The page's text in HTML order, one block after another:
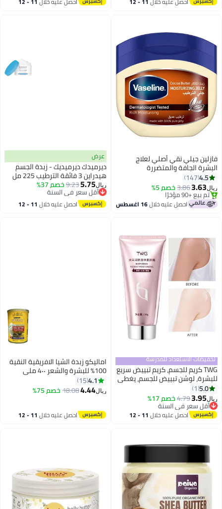
اغسطس اغسطس
فازلين جيلي نقي أصلي لعلاج
البشرة الجافة والمتضررة
450ملليلتر4.5
147
ريال3.63
3.86خصم 5%
#17 في العناية الشخصية
باقي 6 وحدات في المخزون
تم بيع +90 مؤخرًا
احصل عليه خلال16 اغسطس
عرض
ديرميدك ديرميديك - زبدة الجسم
هيدراين 3 فائقة الترطيب 225 مل
ريال5.75
9.23خصم 37%
أقل سعر في السنة
أقل سعر في السنة
احصل عليه خلال 11 - 12
تخفيضات الاستعداد للمدرسة
TWG كريم للجسم، كريم تبييض سريع
للبشرة، لوشن تبييض للجسم، يغطي
عيوب البشرة، يوحد لون البشرة،
يضيء ويبيض البشرة (100 جم)
5.0
1
ريال3.95
4.79خصم 17%
أقل سعر في السنة
أقل سعر في السنة
احصل عليه خلال 11 - 12
اماليكو زبدة الشيا الافريقية النقية
100% للبشرة والشعر 4٠٠ ملي
4.1
15
ريال4.44
18.08خصم 75%
احصل عليه خلال 11 - 12